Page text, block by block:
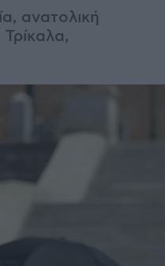
ανατολική